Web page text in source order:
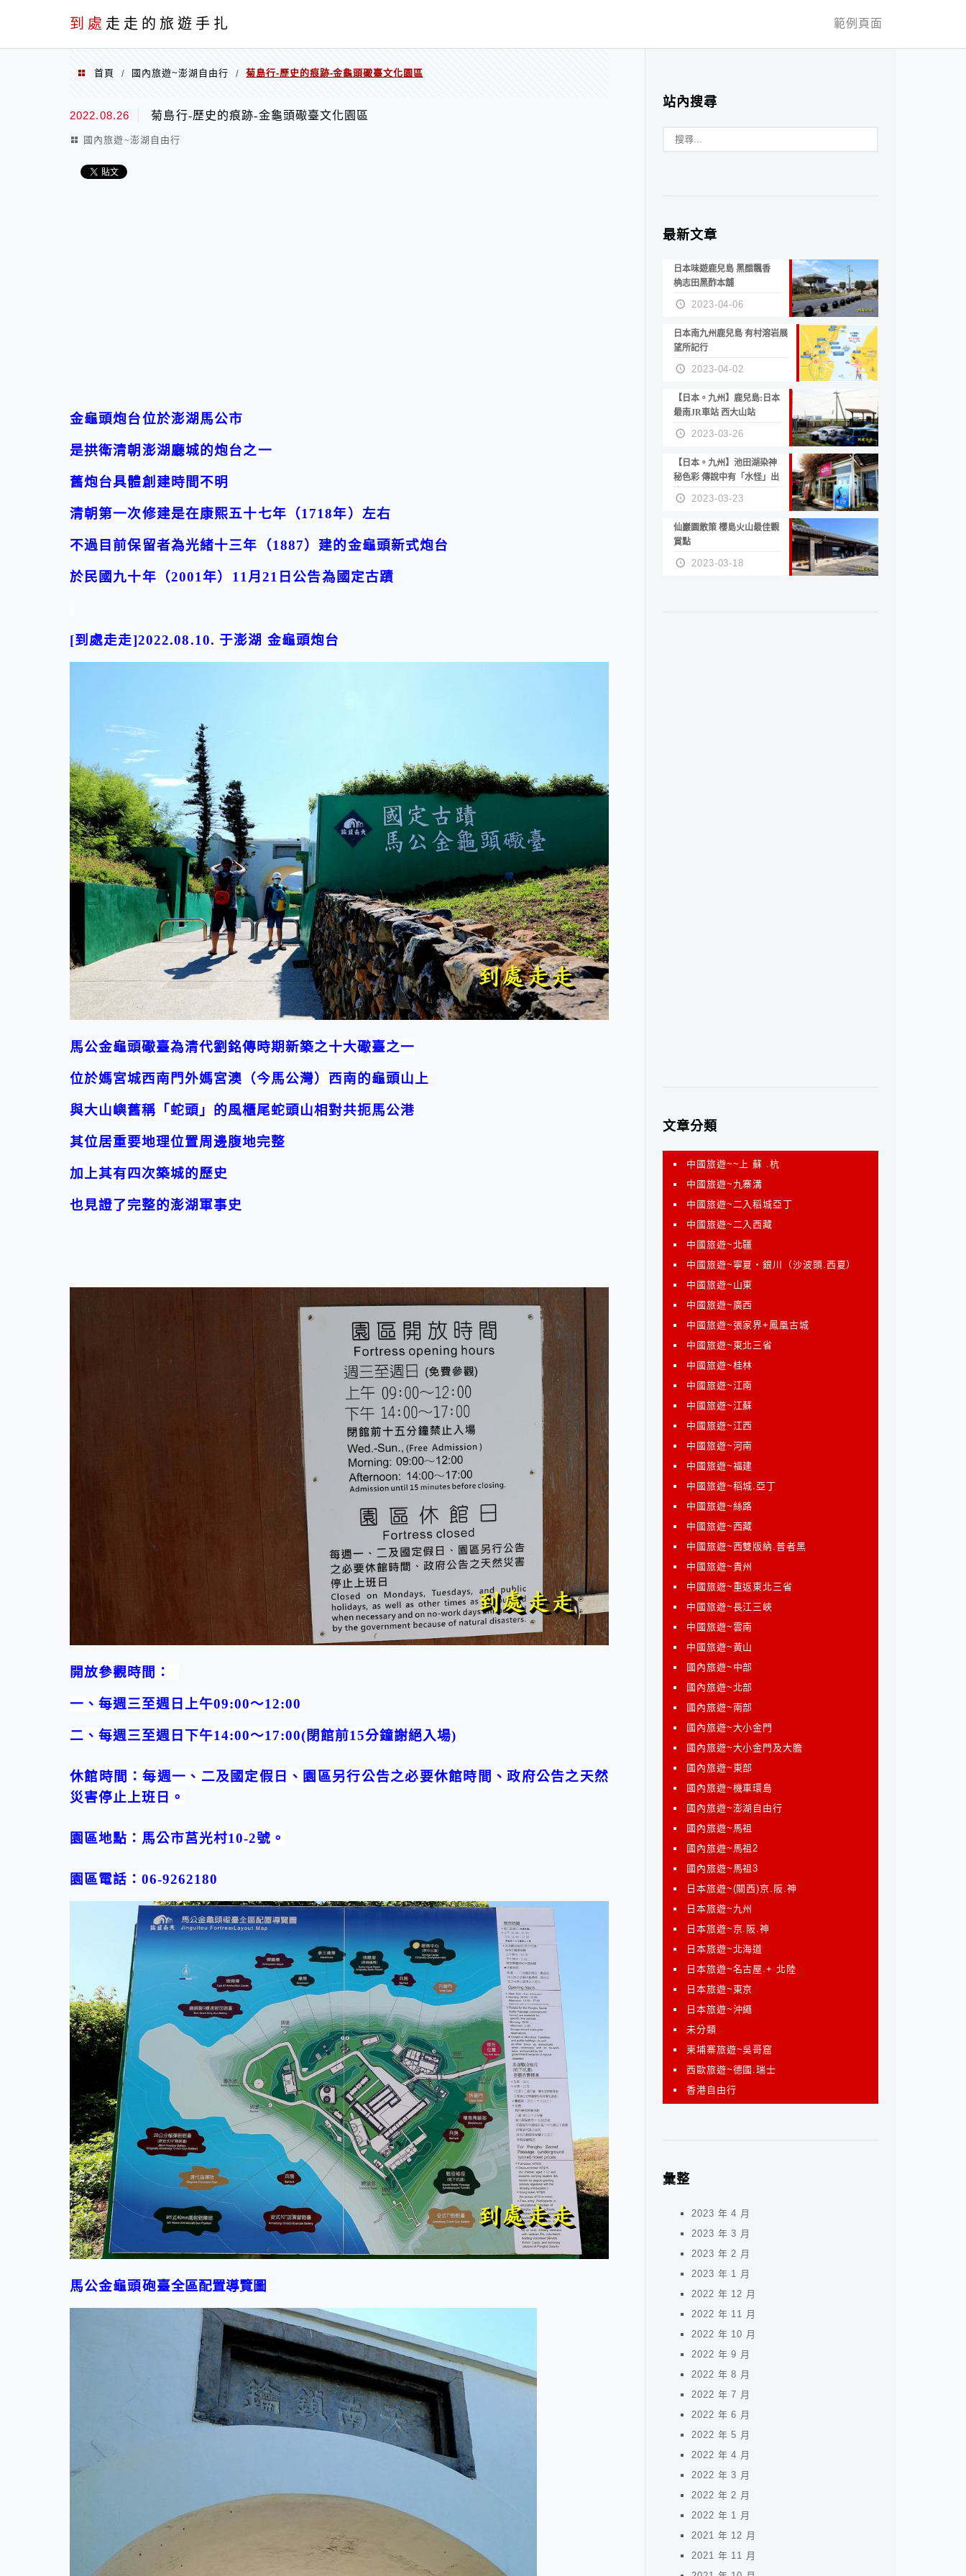
到處 走走的旅遊手扎 範例頁面
首頁 / 國內旅遊~澎湖自由行 / 菊島行-歷史的痕跡-金龜頭礮臺文化園區
2022.08.26 菊島行-歷史的痕跡-金龜頭礮臺文化園區
國內旅遊~澎湖自由行
金龜頭炮台位於澎湖馬公市
是拱衛清朝澎湖廳城的炮台之一
舊炮台具體創建時間不明
清朝第一次修建是在康熙五十七年（1718年）左右
不過目前保留者為光緒十三年（1887）建的金龜頭新式炮台
於民國九十年（2001年） 11月 21 日公告為國定古蹟
[到處走走]2022.08.10. 于澎湖 金龜頭炮台
馬公金龜頭礮臺為清代劉銘傳時期新築之十大礮臺之一
位於媽宮城西南門外媽宮澳（今馬公灣）西南的龜頭山上
與大山嶼舊稱「蛇頭」的風櫃尾蛇頭山相對共扼馬公港
其位居重要地理位置周邊腹地完整
加上其有四次築城的歷史
也見證了完整的澎湖軍事史
開放參觀時間：
一、每週三至週日上午09:00～12:00
二、每週三至週日下午14:00～17:00(閉館前15分鐘謝絕入場)
休館時間：每週一、二及國定假日、園區另行公告之必要休館時間、政府公告之天然
災害停止上班日。
園區地點：馬公市莒光村10-2號。
園區電話：06-9262180
馬公金龜頭砲臺全區配置導覽圖
站內搜尋
最新文章
日本味遊鹿兒島 黑醋飄香
桷志田黑酢本舖
2023-04-06
日本南九州鹿兒島 有村溶岩展
望所記行
2023-04-02
【日本。九州】鹿兒島:日本
最南JR車站 西大山站
2023-03-26
【日本。九州】池田湖染神
秘色彩 傳說中有「水怪」出
沒
2023-03-23
仙巖園散策 櫻島火山最佳觀
賞點
2023-03-18
文章分類
中國旅遊~~上 蘇 .杭
中國旅遊~九寨溝
中國旅遊~二入稻城亞丁
中國旅遊~二入西藏
中國旅遊~北疆
中國旅遊~寧夏‧銀川（沙波頭.西夏）
中國旅遊~山東
中國旅遊~廣西
中國旅遊~張家界+鳳凰古城
中國旅遊~東北三省
中國旅遊~桂林
中國旅遊~江南
中國旅遊~江蘇
中國旅遊~江西
中國旅遊~河南
中國旅遊~福建
中國旅遊~稻城.亞丁
中國旅遊~絲路
中國旅遊~西藏
中國旅遊~西雙版納.普者黑
中國旅遊~貴州
中國旅遊~重返東北三省
中國旅遊~長江三峽
中國旅遊~雲南
中國旅遊~黃山
國內旅遊~中部
國內旅遊~北部
國內旅遊~南部
國內旅遊~大小金門
國內旅遊~大小金門及大膽
國內旅遊~東部
國內旅遊~機車環島
國內旅遊~澎湖自由行
國內旅遊~馬祖
國內旅遊~馬祖2
國內旅遊~馬祖3
日本旅遊~(關西)京.阪.神
日本旅遊~九州
日本旅遊~京.阪.神
日本旅遊~北海道
日本旅遊~名古屋.+ 北陸
日本旅遊~東京
日本旅遊~沖繩
未分類
柬埔寨旅遊~吳哥窟
西歐旅遊~德國.瑞士
香港自由行
彙整
2023 年 4 月
2023 年 3 月
2023 年 2 月
2023 年 1 月
2022 年 12 月
2022 年 11 月
2022 年 10 月
2022 年 9 月
2022 年 8 月
2022 年 7 月
2022 年 6 月
2022 年 5 月
2022 年 4 月
2022 年 3 月
2022 年 2 月
2022 年 1 月
2021 年 12 月
2021 年 11 月